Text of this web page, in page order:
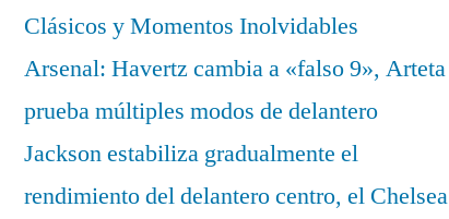
Clásicos y Momentos Inolvidables
Arsenal: Havertz cambia a «falso 9», Arteta
prueba múltiples modos de delantero
Jackson estabiliza gradualmente el
rendimiento del delantero centro, el Chelsea